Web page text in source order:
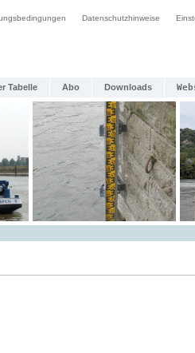
Datenschutzhinweise
Tabelle Abo Downloads